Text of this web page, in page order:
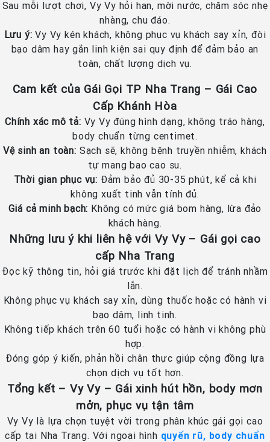
Sau mỗi lượt chơi, Vy Vy hỏi han, mời nước, chăm sóc nhẹ
nhàng, chu đáo.
Lưu ý: Vy Vy kén khách, không phục vụ khách say xỉn, đòi
bạo dâm hay gắn linh kiện sai quy định để đảm bảo an
toàn, chất lượng dịch vụ.
Cam kết của Gái Gọi TP Nha Trang – Gái Cao
Cấp Khánh Hòa
Chính xác mô tả: Vy Vy đúng hình dạng, không tráo hàng,
body chuẩn từng centimet.
Vệ sinh an toàn: Sạch sẽ, không bệnh truyền nhiễm, khách
tự mang bao cao su.
Thời gian phục vụ: Đảm bảo đủ 30-35 phút, kể cả khi
không xuất tinh vẫn tính đủ.
Giá cả minh bạch: Không có mức giá bom hàng, lừa đảo
khách hàng.
Những lưu ý khi liên hệ với Vy Vy – Gái gọi cao
cấp Nha Trang
Đọc kỹ thông tin, hỏi giá trước khi đặt lịch để tránh nhầm
lẫn.
Không phục vụ khách say xỉn, dùng thuốc hoặc có hành vi
bạo dâm, linh tinh.
Không tiếp khách trên 60 tuổi hoặc có hành vi không phù
hợp.
Đóng góp ý kiến, phản hồi chân thực giúp cộng đồng lựa
chọn dịch vụ tốt hơn.
Tổng kết – Vy Vy – Gái xinh hút hồn, body mơn
mởn, phục vụ tận tâm
Vy Vy là lựa chọn tuyệt vời trong phân khúc gái gọi cao
cấp tại Nha Trang. Với ngoại hình quyến rũ, body chuẩn